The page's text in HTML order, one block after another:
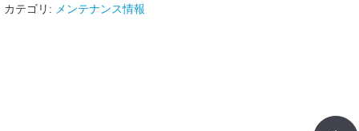
カテゴリ: メンテナンス情報